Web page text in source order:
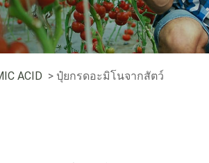
ACID > ปุ๋ยกรดอะมิโนจากสัตว์